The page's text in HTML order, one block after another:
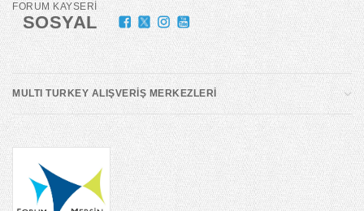
FORUM KAYSERİ
SOSYAL
MULTI TURKEY ALIŞVERİŞ MERKEZLERİ